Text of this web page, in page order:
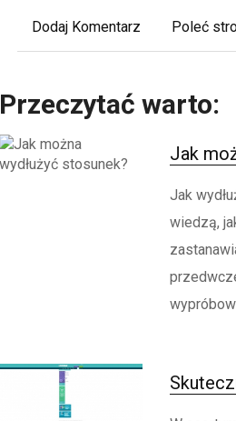
Dodaj Komentarz Poleć
Przeczytać warto:
Jak
Jak
wiedzą,